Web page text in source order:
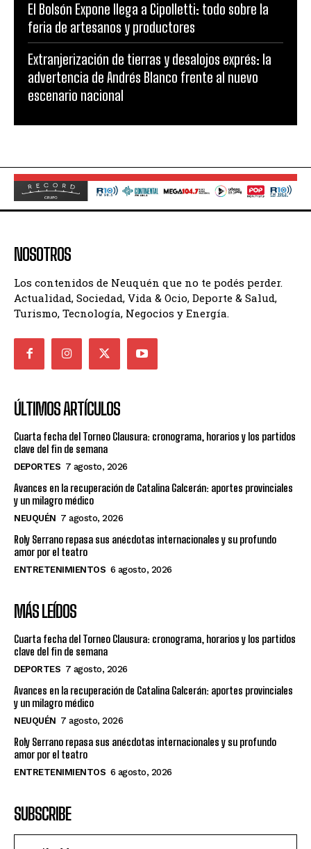
El Bolsón Expone llega a Cipolletti: todo sobre la
feria de artesanos y productores
Extranjerización de tierras y desalojos exprés: la
advertencia de Andrés Blanco frente al nuevo
escenario nacional
NOSOTROS
Los contenidos de Neuquén que no te podés perder.
Actualidad, Sociedad, Vida & Ocio, Deporte & Salud,
Turismo, Tecnología, Negocios y Energía.
ÚLTIMOS ARTÍCULOS
Cuarta fecha del Torneo Clausura: cronograma, horarios y los partidos
clave del fin de semana
DEPORTES 7 agosto, 2026
Avances en la recuperación de Catalina Galcerán: aportes provinciales
y un milagro médico
NEUQUÉN 7 agosto, 2026
Roly Serrano repasa sus anécdotas internacionales y su profundo
amor por el teatro
ENTRETENIMIENTOS 6 agosto, 2026
MÁS LEÍDOS
Cuarta fecha del Torneo Clausura: cronograma, horarios y los partidos
clave del fin de semana
DEPORTES 7 agosto, 2026
Avances en la recuperación de Catalina Galcerán: aportes provinciales
y un milagro médico
NEUQUÉN 7 agosto, 2026
Roly Serrano repasa sus anécdotas internacionales y su profundo
amor por el teatro
ENTRETENIMIENTOS 6 agosto, 2026
SUBSCRIBE